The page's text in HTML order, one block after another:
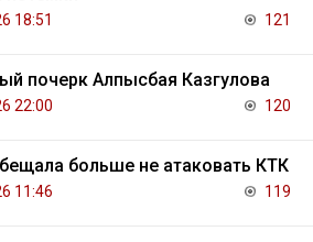
18:51 121
почерк Алпысбая Казгулова
22:00 120
больше не атаковать КТК
11:46 119